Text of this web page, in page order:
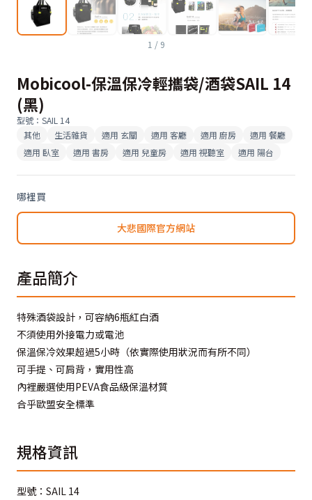
1 / 9
Mobicool-保溫保冷輕攜袋/酒袋SAIL 14
(黑)
型號 ： SAIL 14
其他
生活雜貨 適用 玄關 適用 客廳 適用 廚房 適用 餐廳
適用 臥室 適用 書房 適用 兒童房 適用 視聽室 適用 陽台
哪裡買
大悲國際官方網站
產品簡介
特殊酒袋設計，可容納6瓶紅白酒
不須使用外接電力或電池
保溫保冷效果超過5小時（依實際使用狀況而有所不同）
可手提、可肩背，實用性高
內裡嚴選使用PEVA食品級保溫材質
合乎歐盟安全標準
規格資訊
型號：SAIL 14